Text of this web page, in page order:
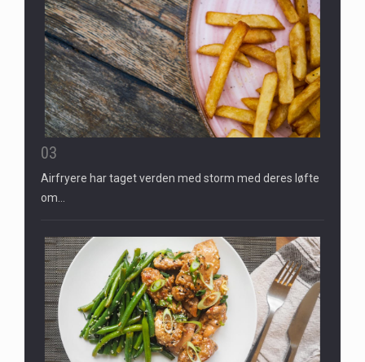
03
Airfryere har taget verden med storm med deres løfte
om…